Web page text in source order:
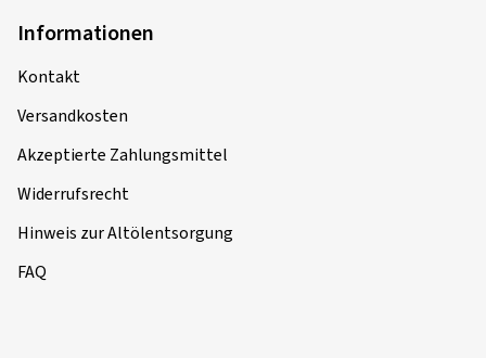
Informationen
Kontakt
Versandkosten
Akzeptierte Zahlungsmittel
Widerrufsrecht
Hinweis zur Altölentsorgung
FAQ